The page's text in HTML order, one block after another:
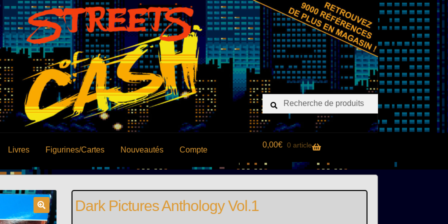
Recherche
pour :
Recherche
Livres Figurines/Cartes Nouveautés Compte
0,00€ 0 article
Dark Pictures Anthology Vol.1